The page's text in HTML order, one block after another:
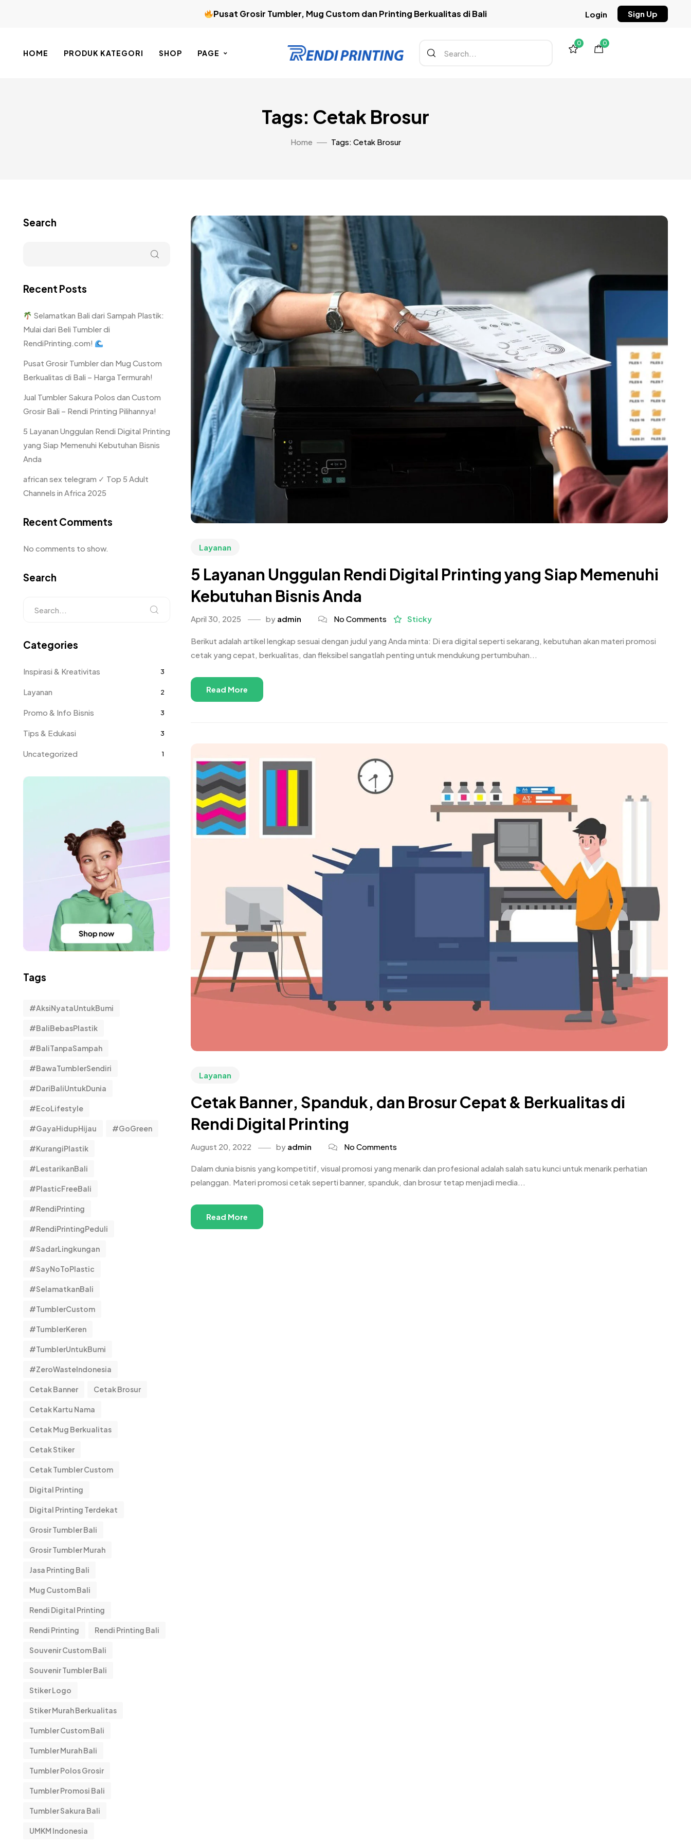
Pusat Grosir Tumbler, Mug Custom dan Printing Berkualitas di Bali Login Sign Up
HOME PRODUK KATEGORI SHOP PAGE
0 0
Tags: Cetak Brosur
Home Tags: Cetak Brosur
Layanan
5 Layanan Unggulan Rendi Digital Printing yang Siap Memenuhi
Kebutuhan Bisnis Anda
April 30, 2025 by admin No Comments Sticky
Berikut adalah artikel lengkap sesuai dengan judul yang Anda minta: Di era digital seperti sekarang, kebutuhan akan materi promosi
cetak yang cepat, berkualitas, dan fleksibel sangatlah penting untuk mendukung pertumbuhan...
Read More
Layanan
Cetak Banner, Spanduk, dan Brosur Cepat & Berkualitas di
Rendi Digital Printing
August 20, 2022 by admin No Comments
Dalam dunia bisnis yang kompetitif, visual promosi yang menarik dan profesional adalah salah satu kunci untuk menarik perhatian
pelanggan. Materi promosi cetak seperti banner, spanduk, dan brosur tetap menjadi media...
Read More
Search
Recent Posts
Selamatkan Bali dari Sampah Plastik:
Mulai dari Beli Tumbler di
RendiPrinting.com!
Pusat Grosir Tumbler dan Mug Custom
Berkualitas di Bali – Harga Termurah!
Jual Tumbler Sakura Polos dan Custom
Grosir Bali – Rendi Printing Pilihannya!
5 Layanan Unggulan Rendi Digital Printing
yang Siap Memenuhi Kebutuhan Bisnis
Anda
african sex telegram ✓ Top 5 Adult
Channels in Africa 2025
Recent Comments
No comments to show.
Search
Categories
Inspirasi & Kreativitas 3
Layanan 2
Promo & Info Bisnis 3
Tips & Edukasi 3
Uncategorized 1
Tags
#AksiNyataUntukBumi
#BaliBebasPlastik
#BaliTanpaSampah
#BawaTumblerSendiri
#DariBaliUntukDunia
#EcoLifestyle
#GayaHidupHijau #GoGreen
#KurangiPlastik
#LestarikanBali
#PlasticFreeBali
#RendiPrinting
#RendiPrintingPeduli
#SadarLingkungan
#SayNoToPlastic
#SelamatkanBali
#TumblerCustom
#TumblerKeren
#TumblerUntukBumi
#ZeroWasteIndonesia
Cetak Banner Cetak Brosur
Cetak Kartu Nama
Cetak Mug Berkualitas
Cetak Stiker
Cetak Tumbler Custom
Digital Printing
Digital Printing Terdekat
Grosir Tumbler Bali
Grosir Tumbler Murah
Jasa Printing Bali
Mug Custom Bali
Rendi Digital Printing
Rendi Printing Rendi Printing Bali
Souvenir Custom Bali
Souvenir Tumbler Bali
Stiker Logo
Stiker Murah Berkualitas
Tumbler Custom Bali
Tumbler Murah Bali
Tumbler Polos Grosir
Tumbler Promosi Bali
Tumbler Sakura Bali
UMKM Indonesia